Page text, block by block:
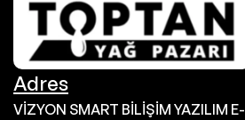
Adres
VİZYON SMART BİLİŞİM YAZILIM E-